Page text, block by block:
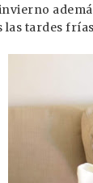
las tardes